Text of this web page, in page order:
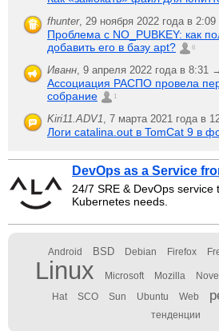
fhunter, 29 ноября 2022 года в
Проблема с NO_PUBKEY: как
добавить его в базу apt?
6
Иванн, 9 апреля 2022 года в 8:31
Ассоциация РАСПО провела
собрание
1
Kiri11.ADV1, 7 марта 2021 года в
Логи catalina.out в TomCat 9 в
DevOps as a Service
24/7 SRE & DevOps service
Kubernetes needs.
Android BSD Debian Firefox
Linux Microsoft Mozilla Novell
Hat SCO Sun Ubuntu Web
тенденции